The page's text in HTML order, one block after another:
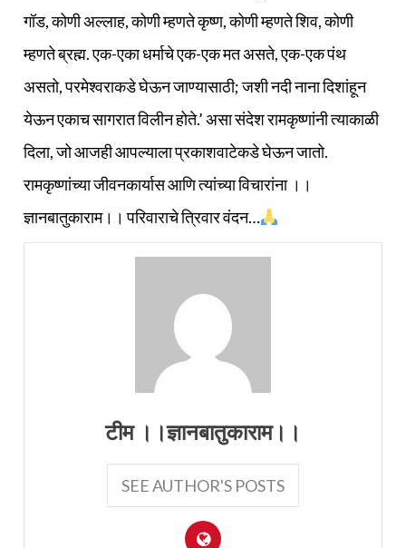
गॉड, कोणी अल्लाह, कोणी म्हणते कृष्ण, कोणी म्हणते शिव, कोणी
म्हणते ब्रह्म. एक-एका धर्माचे एक-एक मत असते, एक-एक पंथ
असतो, परमेश्वराकडे घेऊन जाण्यासाठी; जशी नदी नाना दिशांहून
येऊन एकाच सागरात विलीन होते.’ असा संदेश रामकृष्णांनी त्याकाळी
दिला, जो आजही आपल्याला प्रकाशवाटेकडे घेऊन जातो.
रामकृष्णांच्या जीवनकार्यास आणि त्यांच्या विचारांना ।।
ज्ञानबातुकाराम।। परिवाराचे त्रिवार वंदन…
टीम ।।ज्ञानबातुकाराम।।
SEE AUTHOR'S POSTS